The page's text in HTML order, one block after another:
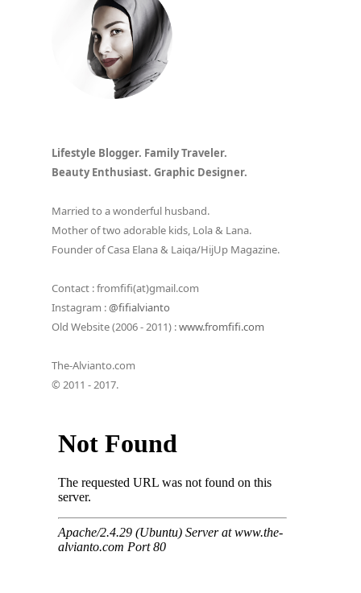
Lifestyle Blogger. Family Traveler.
Beauty Enthusiast. Graphic Designer.
Married to a wonderful husband.
Mother of two adorable kids, Lola & Lana.
Founder of Casa Elana & Laiqa/HijUp Magazine.
Contact : fromfifi(at)gmail.com
Instagram :@fifialvianto
Old Website (2006 - 2011) :www.fromfifi.com
The-Alvianto.com
© 2011 - 2017.